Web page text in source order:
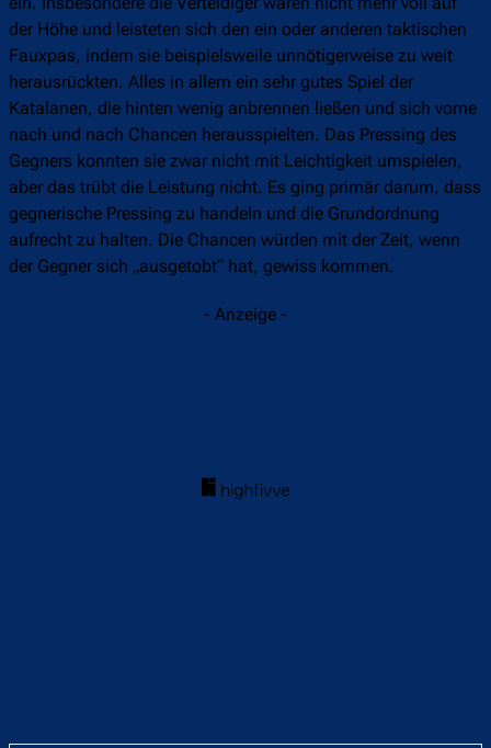
der Höhe und leisteten sich den ein oder anderen taktischen
Fauxpas, indem sie beispielsweile unnötigerweise zu weit
herausrückten. Alles in allem ein sehr gutes Spiel der
Katalanen, die hinten wenig anbrennen ließen und sich vorne
nach und nach Chancen herausspielten. Das Pressing des
Gegners konnten sie zwar nicht mit Leichtigkeit umspielen,
aber das trübt die Leistung nicht. Es ging primär darum, dass
gegnerische Pressing zu handeln und die Grundordnung
aufrecht zu halten. Die Chancen würden mit der Zeit, wenn
der Gegner sich „ausgetobt“ hat, gewiss kommen.
- Anzeige -